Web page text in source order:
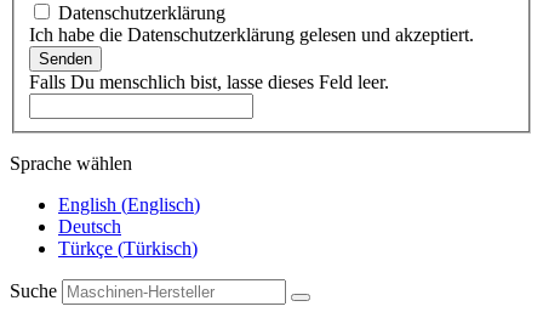
Datenschutzerklärung
Ich habe die Datenschutzerklärung gelesen und akzeptiert.
Senden
Falls Du menschlich bist, lasse dieses Feld leer.
Sprache wählen
English (Englisch)
Deutsch
Türkçe (Türkisch)
Suche